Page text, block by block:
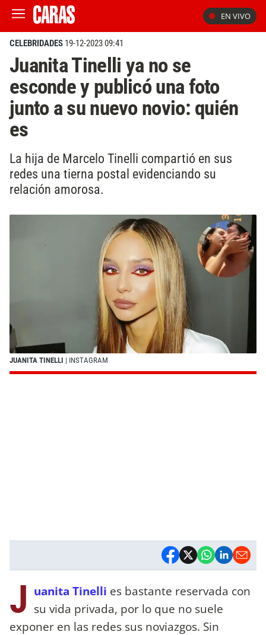
EN VIVO
CELEBRIDADES 19-12-2023 09:41
Juanita Tinelli ya no se
esconde y publicó una foto
junto a su nuevo novio: quién
es
La hija de Marcelo Tinelli compartió en sus
redes una tierna postal evidenciando su
relación amorosa.
JUANITA TINELLI | INSTAGRAM
J uanita Tinelli es bastante reservada con
su vida privada, por lo que no suele
exponer en las redes sus noviazgos. Sin